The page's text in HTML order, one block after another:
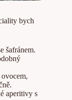
bych
šafránem.
aperitivy s